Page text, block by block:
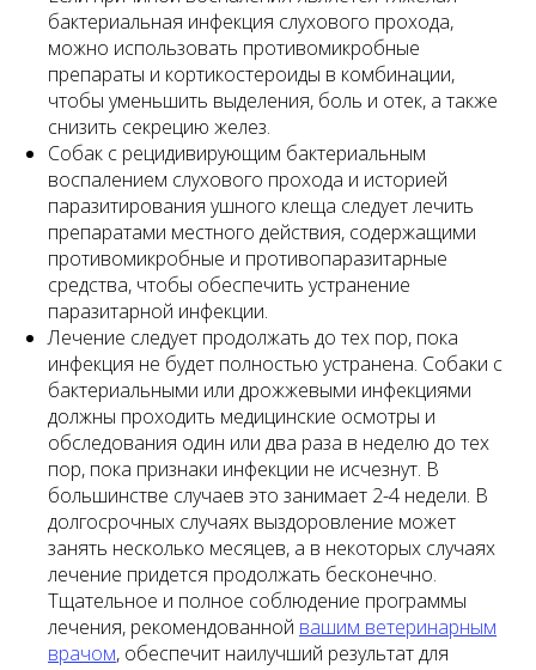
бактериальная инфекция слухового прохода,
можно использовать противомикробные
препараты и кортикостероиды в комбинации,
чтобы уменьшить выделения, боль и отек, а также
снизить секрецию желез.
Собак с рецидивирующим бактериальным
воспалением слухового прохода и историей
паразитирования ушного клеща следует лечить
препаратами местного действия, содержащими
противомикробные и противопаразитарные
средства, чтобы обеспечить устранение
паразитарной инфекции.
Лечение следует продолжать до тех пор, пока
инфекция не будет полностью устранена. Собаки с
бактериальными или дрожжевыми инфекциями
должны проходить медицинские осмотры и
обследования один или два раза в неделю до тех
пор, пока признаки инфекции не исчезнут. В
большинстве случаев это занимает 2-4 недели. В
долгосрочных случаях выздоровление может
занять несколько месяцев, а в некоторых случаях
лечение придется продолжать бесконечно.
Тщательное и полное соблюдение программы
лечения, рекомендованной вашим ветеринарным
врачом, обеспечит наилучший результат для